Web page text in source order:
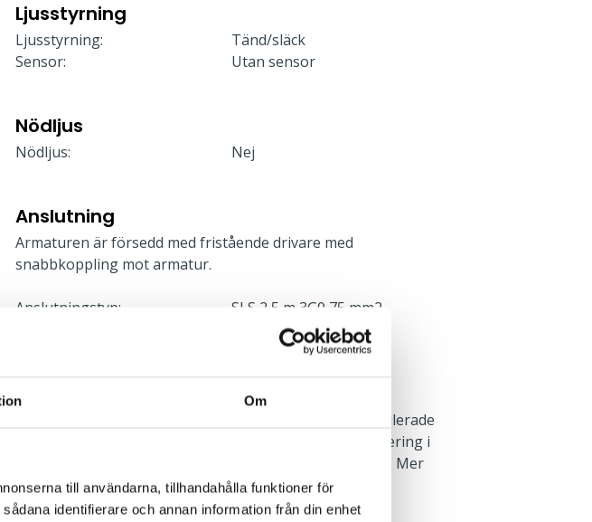
Om
till användarna, tillhandahålla funktioner för
identifierare och annan information från din enhet
Ljusstyrning
Ljusstyrning:
Tänd/släck
Sensor:
Utan sensor
Nödljus
Nödljus: Nej
Anslutning
Armaturen är försedd med fristående drivare med
snabbkoppling mot armatur.
Anslutningstyp: SLS 2,5 m 3G0,75 mm2
Montage
För montage i undertak med T24 bärverk. Minsta
monteringshöjd är 90 mm. Godkänd för montage i ventilerade
undertak. Inbyggnadsram finns som tillbehör för montering i
fast tak. För IP44 underifrån finns tillbehöret IP44 skiva. Mer
information finns i monteringsanvisningen.